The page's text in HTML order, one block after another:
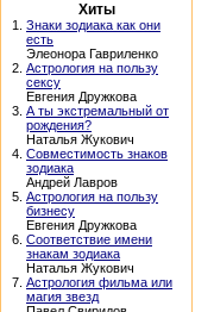
Хиты
1. Знаки зодиака как они
есть
Элеонора Гавриленко
2. Астрология на пользу
сексу
Евгения Дружкова
3. А ты экстремальный от
рождения?
Наталья Жукович
4. Совместимость знаков
зодиака
Андрей Лавров
5. Астрология на пользу
бизнесу
Евгения Дружкова
6. Соответствие имени
знакам зодиака
Наталья Жукович
7. Астрология фильма или
магия звезд